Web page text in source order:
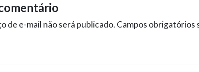
de e-mail não será publicado. Campos obrigatórios